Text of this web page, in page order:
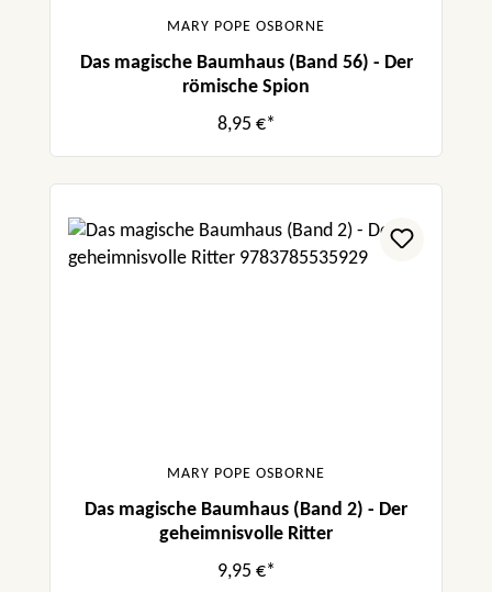
MARY POPE OSBORNE
Das magische Baumhaus (Band 56) - Der
römische Spion
8,95 €*
MARY POPE OSBORNE
Das magische Baumhaus (Band 2) - Der
geheimnisvolle Ritter
9,95 €*